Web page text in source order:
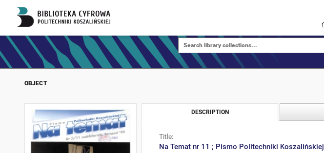
OBJECT
DESCRIPTION
Title:
Na Temat nr 11 ; Pismo Politechniki Koszalińskiej